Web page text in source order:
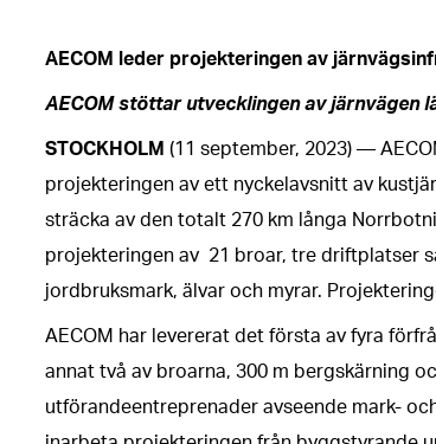
AECOM leder projekteringen av
AECOM stöttar utvecklingen av järnvägen
STOCKHOLM (11 september, 2023) —
projekteringen av ett nyckelavsnitt av
sträcka av den totalt 270 km långa
projekteringen av 21 broar, tre driftplatser
jordbruksmark, älvar och myrar.
AECOM har levererat det första av fyra
annat två av broarna, 300 m bergskärning
utförandeentreprenader avseende mark-